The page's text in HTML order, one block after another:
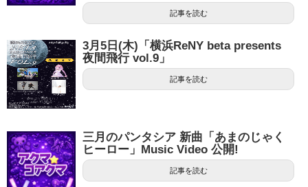
記事を読む
3月5日(木)「横浜ReNY beta presents
夜間飛行 vol.9」
記事を読む
三月のパンタシア 新曲「あまのじゃく
ヒーロー」Music Video 公開!
記事を読む